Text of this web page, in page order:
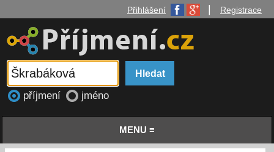
Přihlášení Registrace
příjmení jméno
MENU ≡